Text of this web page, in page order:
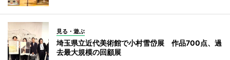
見る・遊ぶ
埼玉県立近代美術館で小村雪岱展 作品700点、過
去最大規模の回顧展